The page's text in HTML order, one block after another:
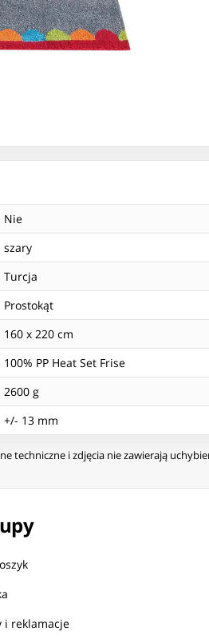
Nie
szary
Turcja
Prostokąt
160 x 220 cm
100% PP Heat Set Frise
2600 g
+/- 13 mm
techniczne i zdjęcia nie zawierają
i reklamacje